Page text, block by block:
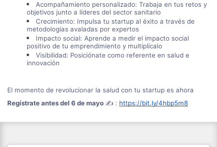
Acompañamiento personalizado: Trabaja en tus retos y
objetivos junto a líderes del sector sanitario
Crecimiento: Impulsa tu startup al éxito a través de
metodologías avaladas por expertos
Impacto social: Aprende a medir el impacto social
positivo de tu emprendimiento y multiplícalo
Visibilidad: Posiciónate como referente en salud e
innovación
El momento de revolucionar la salud con tu startup es ahora
Regístrate antes del 6 de mayo ✍️ : https://bit.ly/4hbp5m8